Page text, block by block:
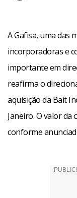
A Gafisa, uma das
incorporadoras e
importante em
reafirma o
aquisição da Bait
Janeiro. O valor da
conforme